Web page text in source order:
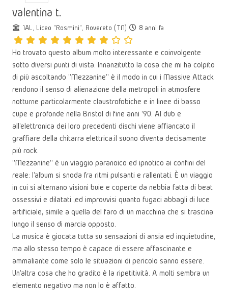
valentina t.
1AL, Liceo "Rosmini", Rovereto (TN) 8 anni fa
Ho trovato questo album molto interessante e coinvolgente
sotto diversi punti di vista. Innanzitutto la cosa che mi ha colpito
di più ascoltando "Mezzanine" è il modo in cui i Massive Attack
rendono il senso di alienazione della metropoli in atmosfere
notturne particolarmente claustrofobiche e in linee di basso
cupe e profonde nella Bristol di fine anni '90. Al dub e
all'elettronica dei loro precedenti dischi viene affiancato il
graffiare della chitarra elettrica:il suono diventa decisamente
più rock.
"Mezzanine" è un viaggio paranoico ed ipnotico ai confini del
reale: l'album si snoda fra ritmi pulsanti e rallentati. È un viaggio
in cui si alternano visioni buie e coperte da nebbia fatta di beat
ossessivi e dilatati ,ed improvvisi quanto fugaci abbagli di luce
artificiale, simile a quella del faro di un macchina che si trascina
lungo il senso di marcia opposto.
La musica è giocata tutta su sensazioni di ansia ed inquietudine,
ma allo stesso tempo è capace di essere affascinante e
ammaliante come solo le situazioni di pericolo sanno essere.
Un'altra cosa che ho gradito è la ripetitività. A molti sembra un
elemento negativo ma non lo è affatto.